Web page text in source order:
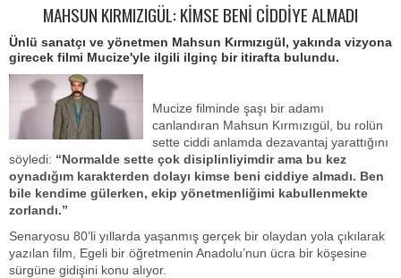
MAHSUN KIRMIZIGÜL: KİMSE BENİ CİDDİYE ALMADI
Ünlü sanatçı ve yönetmen Mahsun Kırmızıgül, yakında vizyona
girecek filmi Mucize'yle ilgili ilginç bir itirafta bulundu.
Mucize filminde şaşı bir adamı
canlandıran Mahsun Kırmızıgül, bu rolün
sette ciddi anlamda dezavantaj yarattığını
söyledi: “Normalde sette çok disiplinliyimdir ama bu kez
oynadığım karakterden dolayı kimse beni ciddiye almadı. Ben
bile kendime gülerken, ekip yönetmenliğimi kabullenmekte
zorlandı.”
Senaryosu 80’li yıllarda yaşanmış gerçek bir olaydan yola çıkılarak
yazılan film, Egeli bir öğretmenin Anadolu’nun ücra bir köşesine
sürgüne gidişini konu alıyor.